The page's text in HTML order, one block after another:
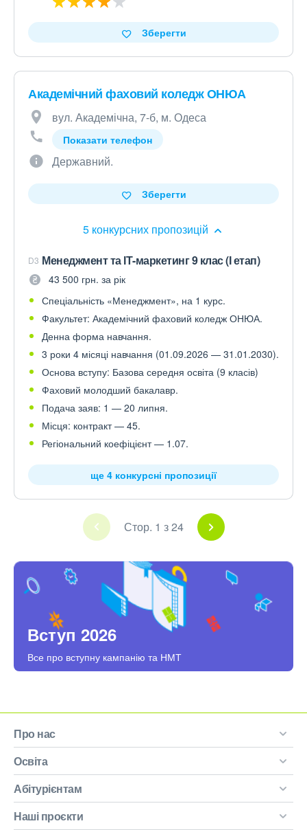
Зберегти
Академічний фаховий коледж ОНЮА
вул. Академічна, 7-б, м. Одеса
Показати телефон
Державний.
5 конкурсних пропозицій
Зберегти
D3 Менеджмент та ІТ-маркетинг 9 клас (І етап)
43 500 грн. за рік
Спеціальність «Менеджмент», на 1 курс.
Факультет: Академічний фаховий коледж ОНЮА.
Денна форма навчання.
3 роки 4 місяці навчання (01.09.2026 — 31.01.2030).
Основа вступу: Базова середня освіта (9 класів)
Фаховий молодший бакалавр.
Подача заяв: 1 — 20 липня.
Місця: контракт — 45.
Регіональний коефіцієнт — 1.07.
ще 4 конкурсні пропозиції
Стор. 1 з 24
Вступ 2026
Все про вступну кампанію та НМТ
Про нас
Освіта
Абітурієнтам
Наші проєкти